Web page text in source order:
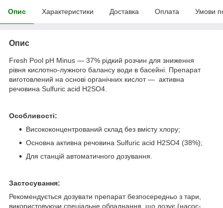
Опис Характеристики Доставка Оплата Умови
Опис
Fresh Pool pH Minus — 37% рідкий розчин для зниження
рівня кислотно-лужного балансу води в басейні. Препарат
виготовлений на основі органічних кислот — активна
речовина Sulfuric acid H2SO4.
Особливості:
Висококонцентрований склад без вмісту хлору;
Основна активна речовина Sulfuric acid H2SO4 (38%);
Для станцій автоматичного дозування.
Застосування:
Рекомендується дозувати препарат безпосередньо з тари,
використовуючи спеціальне обладнання, що дозує (насос-